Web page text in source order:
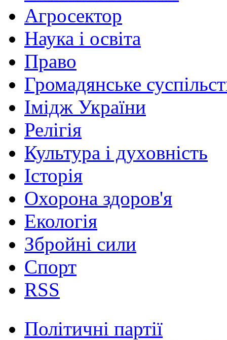
Агросектор
Наука і освіта
Право
Громадянське
Імідж України
Релігія
Культура і духовність
Історія
Охорона здоров'я
Екологія
Збройні сили
Спорт
RSS
Політичні партії